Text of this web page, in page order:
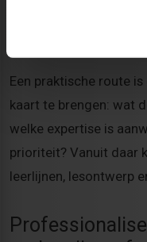
naar lesinhoud, maar
Een praktische route
kaart te brengen: wat
welke expertise is
prioriteit? Vanuit daar
leerlijnen, lesontwerp